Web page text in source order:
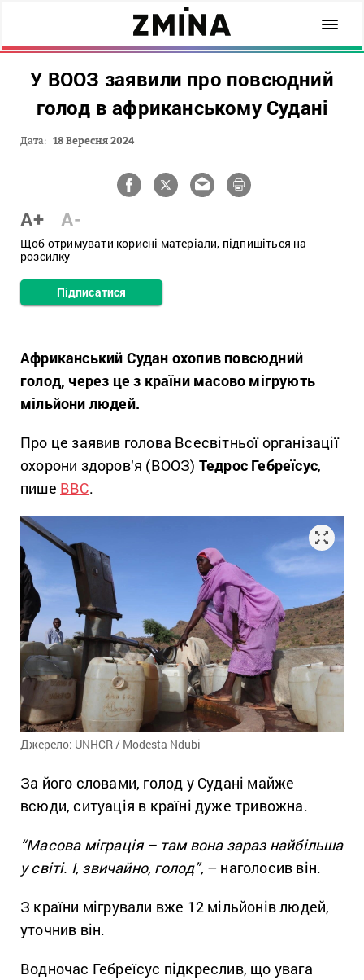
У ВООЗ заявили про повсюдний
голод в африканському Судані
Дата: 18 Вересня 2024
A+ A-
Щоб отримувати корисні матеріали, підпишіться на
розсилку
Підписатися
Африканський Судан охопив повсюдний
голод, через це з країни масово мігрують
мільйони людей.
Про це заявив голова Всесвітньої організації
охорони здоровʼя (ВООЗ) Тедрос Гебреїсус,
пише ВВС.
Джерело: UNHCR / Modesta Ndubi
За його словами, голод у Судані майже
всюди, ситуація в країні дуже тривожна.
“Масова міграція – там вона зараз найбільша
у світі. І, звичайно, голод”,– наголосив він.
З країни мігрували вже 12 мільйонів людей,
уточнив він.
Водночас Гебреїсус підкреслив, що увага